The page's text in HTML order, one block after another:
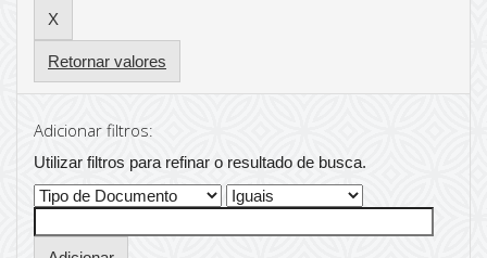
Retornar valores
Adicionar filtros:
Utilizar filtros para refinar o resultado de busca.